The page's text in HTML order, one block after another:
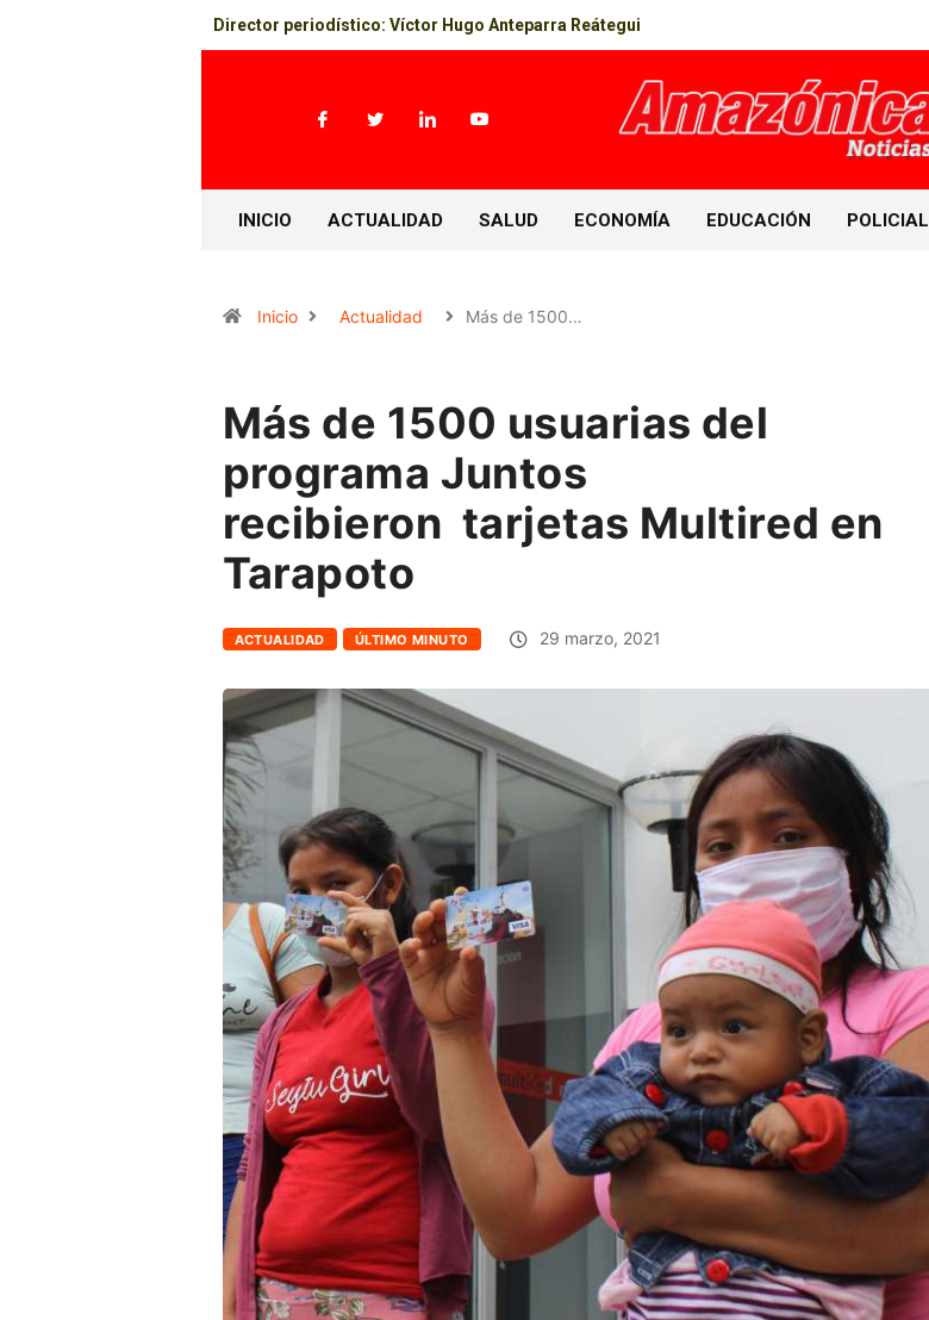
Director periodístico: Víctor Hugo Anteparra Reátegui
INICIO ACTUALIDAD SALUD ECONOMÍA EDUCACIÓN POLICIAL
Inicio Actualidad Más de 1500…
Más de 1500 usuarias del
programa Juntos
recibieron tarjetas Multired en
Tarapoto
ACTUALIDAD ÚLTIMO MINUTO 29 marzo, 2021